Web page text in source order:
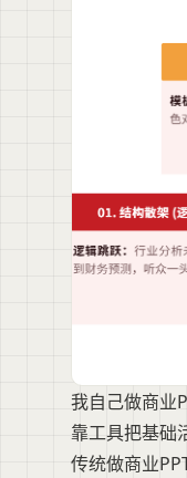
我自己做商业
靠工具把基础
传统做商业